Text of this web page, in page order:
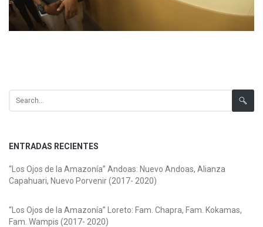
Search for:
ENTRADAS RECIENTES
“Los Ojos de la Amazonía” Andoas: Nuevo Andoas, Alianza
Capahuari, Nuevo Porvenir (2017- 2020)
“Los Ojos de la Amazonía” Loreto: Fam. Chapra, Fam. Kokamas,
Fam. Wampis (2017- 2020)